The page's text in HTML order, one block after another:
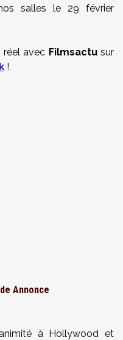
salles le 29 février
avec Filmsactusur
!
Annonce
à Hollywood et